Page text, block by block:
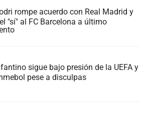
rompe acuerdo con Real Madrid y
"sí" al FC Barcelona a último
sigue bajo presión de la UEFA y
pese a disculpas